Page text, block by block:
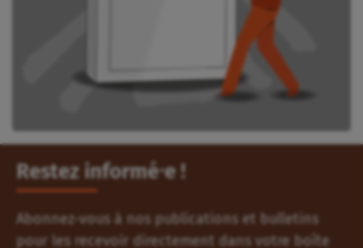
Restez informé⸱e !
Abonnez-vous à nos publications et bulletins
pour les recevoir directement dans votre boîte